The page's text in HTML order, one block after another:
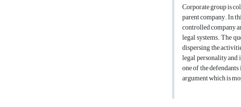
Corporate group is
parent company. In
controlled company
legal systems. The
dispersing the
legal personality
one of the
argument which is